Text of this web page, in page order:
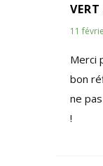
11
Merci
bon
ne
!